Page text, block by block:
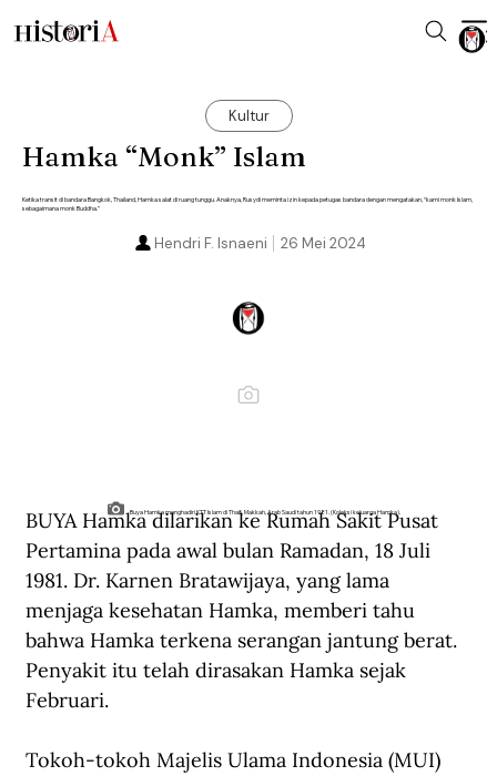
Kultur
Hamka “Monk” Islam
Ketika transit di bandara Bangkok, Thailand, Hamka salat di ruang tunggu. Anaknya, Rusydi meminta izin kepada petugas bandara dengan mengatakan, “kami monk Islam,
sebagaimana monk Buddha.”
26 Mei 2024
Hendri F. Isnaeni
Buya Hamka menghadiri KTT Islam di Thaif, Makkah, Arab Saudi tahun 1981. (Koleksi keluarga Hamka).
BUYA Hamka dilarikan ke Rumah Sakit Pusat
Pertamina pada awal bulan Ramadan, 18 Juli
1981. Dr. Karnen Bratawijaya, yang lama
menjaga kesehatan Hamka, memberi tahu
bahwa Hamka terkena serangan jantung berat.
Penyakit itu telah dirasakan Hamka sejak
Februari.
Tokoh-tokoh Majelis Ulama Indonesia (MUI)